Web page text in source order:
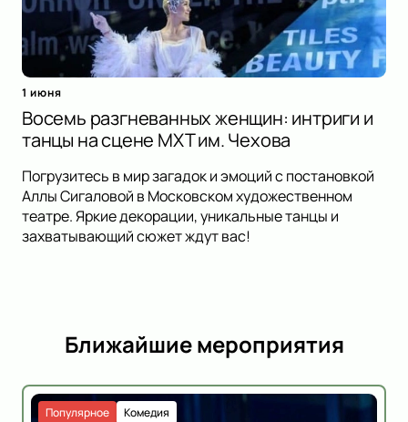
1 июня
Восемь разгневанных женщин: интриги и
танцы на сцене МХТ им. Чехова
Погрузитесь в мир загадок и эмоций с постановкой
Аллы Сигаловой в Московском художественном
театре. Яркие декорации, уникальные танцы и
захватывающий сюжет ждут вас!
Ближайшие мероприятия
Комедия
Популярное